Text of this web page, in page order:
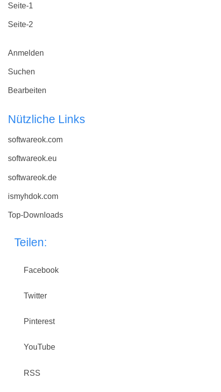
Seite-1
Seite-2
Anmelden
Suchen
Bearbeiten
Nützliche Links
softwareok.com
softwareok.eu
softwareok.de
ismyhdok.com
Top-Downloads
Teilen:
Facebook
Twitter
Pinterest
YouTube
RSS